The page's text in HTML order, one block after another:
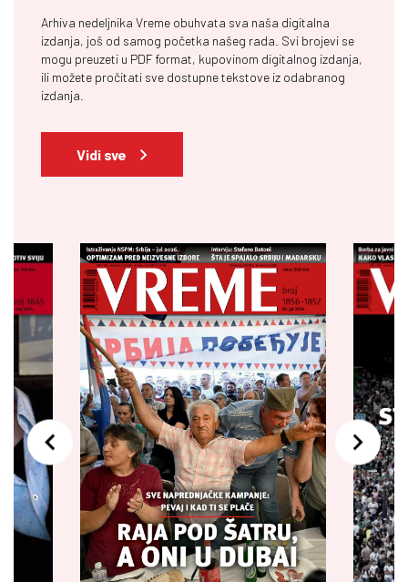
Arhiva nedeljnika Vreme obuhvata sva naša digitalna
izdanja, još od samog početka našeg rada. Svi brojevi se
mogu preuzeti u PDF format, kupovinom digitalnog izdanja,
ili možete pročitati sve dostupne tekstove iz odabranog
izdanja.
Vidi sve